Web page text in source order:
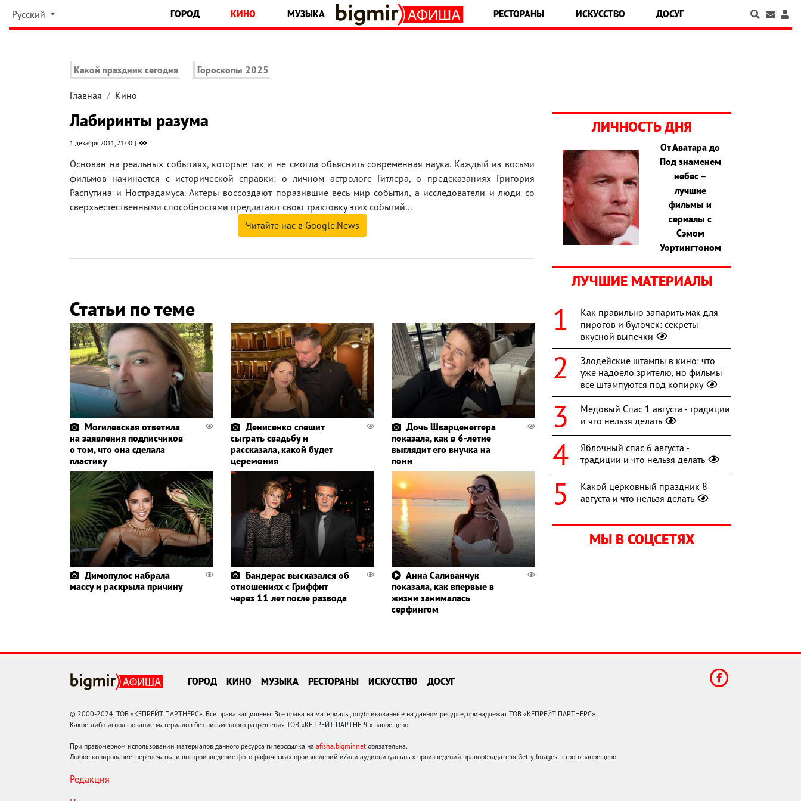
Русский ГОРОД КИНО МУЗЫКА РЕСТОРАНЫ ИСКУССТВО ДОСУГ
Какой праздник сегодня Гороскопы 2025
Главная Кино
Лабиринты разума
1 декабря 2011, 21:00
Основан на реальных событиях, которые так и не смогла объяснить современная наука. Каждый из восьми
фильмов начинается с исторической справки: о личном астрологе Гитлера, о предсказаниях Григория
Распутина и Нострадамуса. Актеры воссоздают поразившие весь мир события, а исследователи и люди со
сверхъестественными способностями предлагают свою трактовку этих событий...
Читайте нас в Google.News
Статьи по теме
Могилевская ответила
на заявления подписчиков
о том, что она сделала
пластику
Денисенко спешит
сыграть свадьбу и
рассказала, какой будет
церемония
Дочь Шварценеггера
показала, как в 6-летие
выглядит его внучка на
пони
Димопулос набрала
массу и раскрыла причину
Бандерас высказался об
отношениях с Гриффит
через 11 лет после развода
Анна Саливанчук
показала, как впервые в
жизни занималась
серфингом
ЛИЧНОСТЬ ДНЯ
От Аватара до
Под знаменем
небес –
лучшие
фильмы и
сериалы с
Сэмом
Уортингтоном
ЛУЧШИЕ МАТЕРИАЛЫ
Как правильно запарить мак для
пирогов и булочек: секреты
вкусной выпечки
Злодейские штампы в кино: что
уже надоело зрителю, но фильмы
все штампуются под копирку
Медовый Спас 1 августа - традиции
и что нельзя делать
Яблочный спас 6 августа -
традиции и что нельзя делать
Какой церковный праздник 8
августа и что нельзя делать
МЫ В СОЦСЕТЯХ
ГОРОД КИНО МУЗЫКА РЕСТОРАНЫ ИСКУССТВО ДОСУГ
© 2000-2024, ТОВ «КЕПРЕЙТ ПАРТНЕРС». Все права защищены. Все права на материалы, опубликованные на данном ресурсе, принадлежат ТОВ «КЕПРЕЙТ ПАРТНЕРС».
Какое-либо использование материалов без письменного разрешения ТОВ «КЕПРЕЙТ ПАРТНЕРС» запрещено.
При правомерном использовании материалов данного ресурса гиперссылка на afisha.bigmir.net обязательна.
Любое копирование, перепечатка и воспроизведение фотографических произведений и/или аудиовизуальных произведений правообладателя Getty Images - строго запрещено.
Редакция